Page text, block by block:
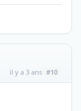
il y a 3 ans #10